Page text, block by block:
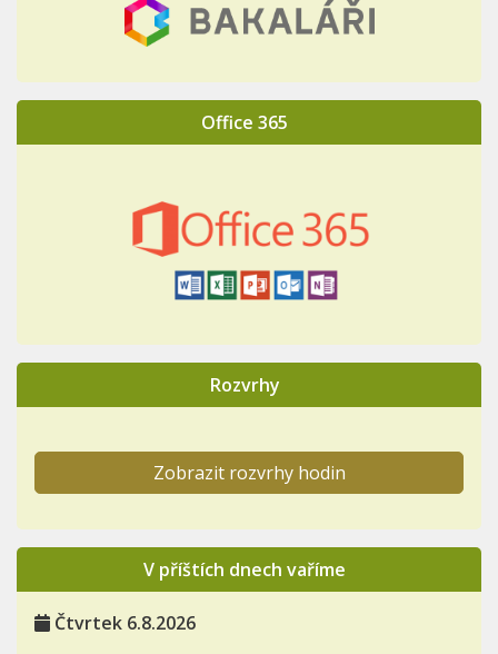
Office 365
Rozvrhy
Zobrazit rozvrhy hodin
V příštích dnech vaříme
Čtvrtek 6.8.2026